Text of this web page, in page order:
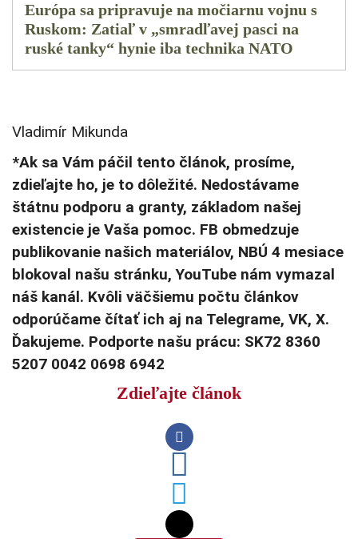
Európa sa pripravuje na močiarnu vojnu s
Ruskom: Zatiaľ v „smradľavej pasci na
ruské tanky“ hynie iba technika NATO
Vladimír Mikunda
*Ak sa Vám páčil tento článok, prosíme,
zdieľajte ho, je to dôležité. Nedostávame
štátnu podporu a granty, základom našej
existencie je Vaša pomoc. FB obmedzuje
publikovanie našich materiálov, NBÚ 4 mesiace
blokoval našu stránku, YouTube nám vymazal
náš kanál. Kvôli väčšiemu počtu článkov
odporúčame čítať ich aj na Telegrame, VK, X.
Ďakujeme. Podporte našu prácu: SK72 8360
5207 0042 0698 6942
Zdieľajte článok